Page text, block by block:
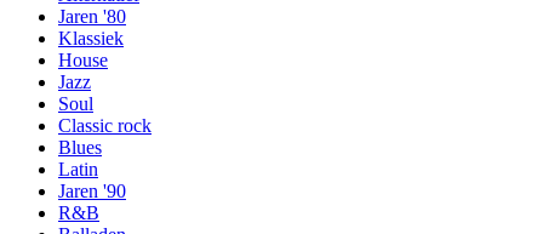
Jaren '80
Klassiek
House
Jazz
Soul
Classic rock
Blues
Latin
Jaren '90
R&B